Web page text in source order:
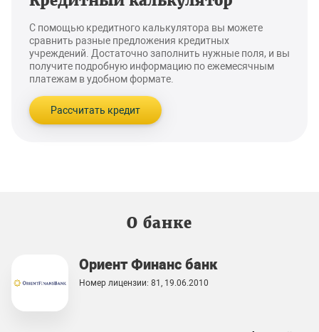
С помощью кредитного калькулятора вы можете
сравнить разные предложения кредитных
учреждений. Достаточно заполнить нужные поля, и вы
получите подробную информацию по ежемесячным
платежам в удобном формате.
Рассчитать кредит
О банке
Ориент Финанс банк
Номер лицензии: 81, 19.06.2010